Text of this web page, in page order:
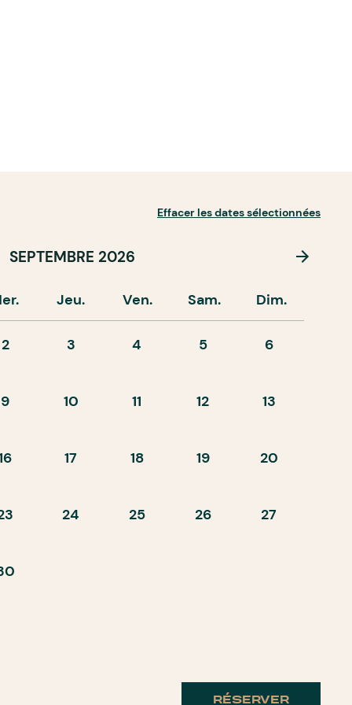
Effacer les dates sélectionnées
SEPTEMBRE 2026
Jeu. Ven. Sam. Dim.
2 3 4 5 6
9 10 11 12 13
17 18 19 20
24 25 26 27
RÉSERVER